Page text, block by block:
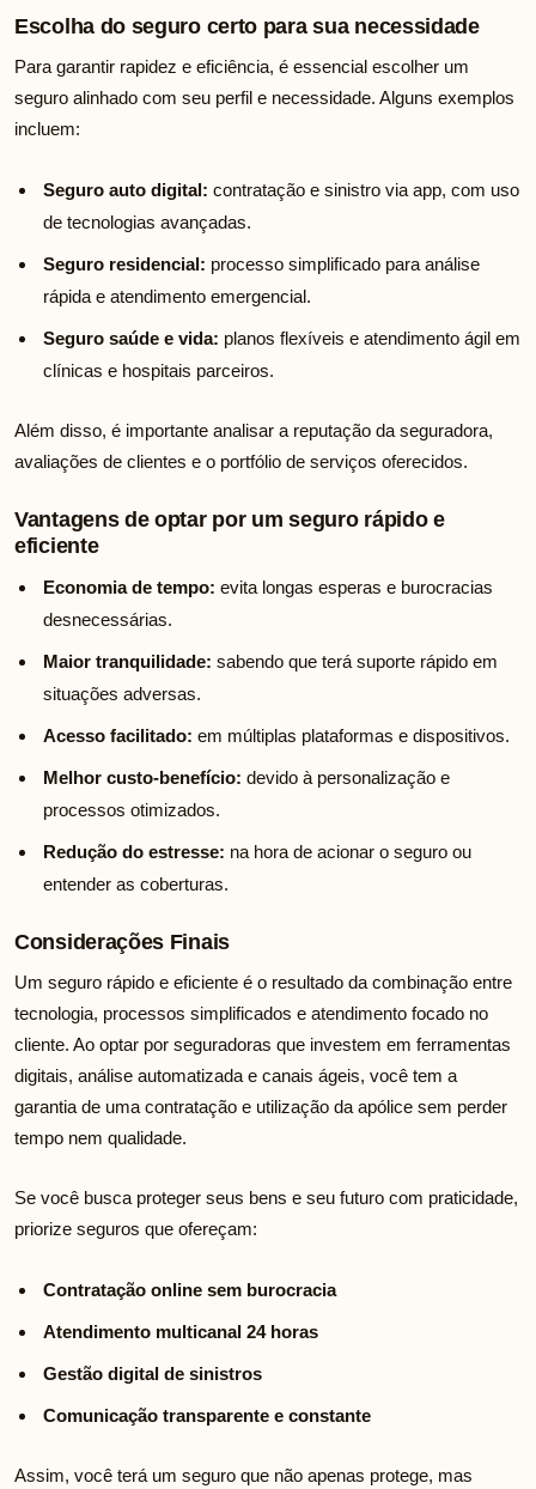
Escolha do seguro certo para sua necessidade
Para garantir rapidez e eficiência, é essencial escolher um
seguro alinhado com seu perfil e necessidade. Alguns exemplos
incluem:
Seguro auto digital: contratação e sinistro via app, com uso
de tecnologias avançadas.
Seguro residencial: processo simplificado para análise
rápida e atendimento emergencial.
Seguro saúde e vida: planos flexíveis e atendimento ágil em
clínicas e hospitais parceiros.
Além disso, é importante analisar a reputação da seguradora,
avaliações de clientes e o portfólio de serviços oferecidos.
Vantagens de optar por um seguro rápido e
eficiente
Economia de tempo: evita longas esperas e burocracias
desnecessárias.
Maior tranquilidade: sabendo que terá suporte rápido em
situações adversas.
Acesso facilitado: em múltiplas plataformas e dispositivos.
Melhor custo-benefício: devido à personalização e
processos otimizados.
Redução do estresse: na hora de acionar o seguro ou
entender as coberturas.
Considerações Finais
Um seguro rápido e eficiente é o resultado da combinação entre
tecnologia, processos simplificados e atendimento focado no
cliente. Ao optar por seguradoras que investem em ferramentas
digitais, análise automatizada e canais ágeis, você tem a
garantia de uma contratação e utilização da apólice sem perder
tempo nem qualidade.
Se você busca proteger seus bens e seu futuro com praticidade,
priorize seguros que ofereçam:
Contratação online sem burocracia
Atendimento multicanal 24 horas
Gestão digital de sinistros
Comunicação transparente e constante
Assim, você terá um seguro que não apenas protege, mas